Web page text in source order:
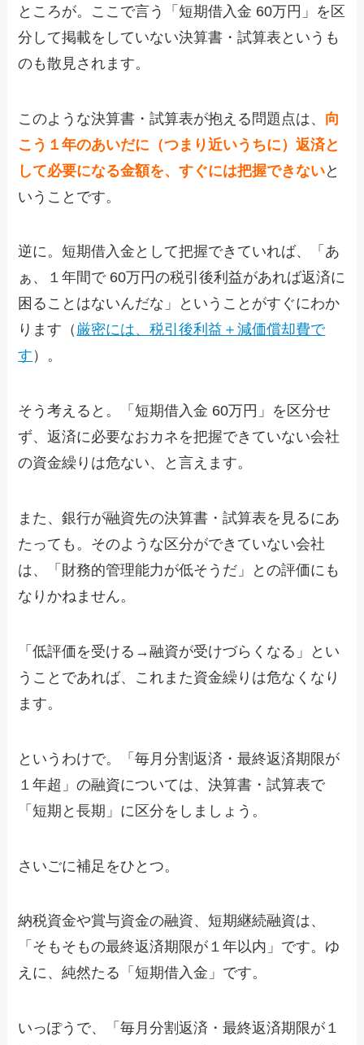
ところが。ここで言う「短期借入金 60万円」を区
分して掲載をしていない決算書・試算表というも
のも散見されます。
このような決算書・試算表が抱える問題点は、 向
こう１年のあいだに（つまり近いうちに）返済と
して必要になる金額を、すぐには把握できないと
いうことです。
逆に。短期借入金として把握できていれば、「あ
ぁ、１年間で 60万円の税引後利益があれば返済に
困ることはないんだな」ということがすぐにわか
ります（ 厳密には、税引後利益＋減価償却費で
す ）。
そう考えると。「短期借入金 60万円」を区分せ
ず、返済に必要なおカネを把握できていない会社
の資金繰りは危ない、と言えます。
また、銀行が融資先の決算書・試算表を見るにあ
たっても。そのような区分ができていない会社
は、「財務的管理能力が低そうだ」との評価にも
なりかねません。
「低評価を受ける→融資が受けづらくなる」とい
うことであれば、これまた資金繰りは危なくなり
ます。
というわけで。「毎月分割返済・最終返済期限が
１年超」の融資については、決算書・試算表で
「短期と長期」に区分をしましょう。
さいごに補足をひとつ。
納税資金や賞与資金の融資、短期継続融資は、
「そもそもの最終返済期限が１年以内」です。ゆ
えに、純然たる「短期借入金」です。
いっぽうで、「毎月分割返済・最終返済期限が１